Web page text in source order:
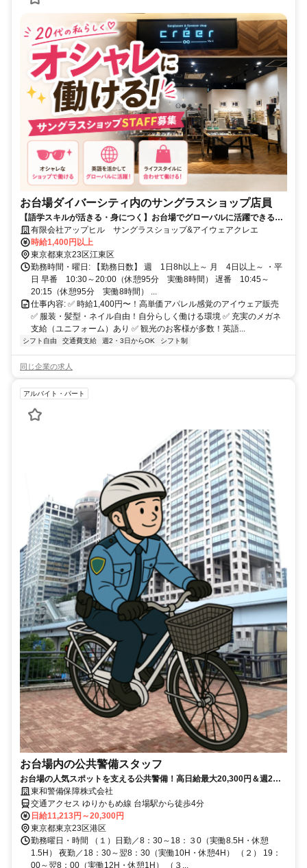
お台場ダイバーシティ内のサングラスショップ店員
【語学スキルが活きる・身につく】お台場でグローバルに活躍できるブ
ランドアイウェア販売
有限会社アップヒル サングラスショップ&アイウェアクレエ
時給1,400円以上
東京都東京23区江東区
勤務時間・曜日: 【勤務日数】 週 1日8h以上～ 月 4日以上～ ・平
日 早番 10:30～20:00（休憩95分 実働8時間） 遅番 10:45～
20:15（休憩95分 実働8時間） ...
仕事内容: ✅ 時給1,400円〜！高単価アパレル感覚のアイウェア販売
✅ 服装・髪型・ネイル自由！自分らしく働ける環境 ✅ 充実のメガネ
支給（ユニフォーム）あり ✅ 観光のお客様が多数！英語...
シフト自由 交通費支給 週2・3日からOK シフト制
同じ企業の求人
アルバイト・パート
お台場内の公共警備スタッフ
お台場の人気スポットを支える公共警備！高日給最大20,300円＆週2日
から無理なく働ける環境！
東和警備保障株式会社
交通アクセス ゆりかもめ線 台場駅から徒歩4分
日給11,213円～20,300円
東京都東京23区港区
勤務曜日・時間 （１）日勤／8：30～18：３0（実働8.5H・休憩
1.5H） 夜勤／18：30～翌8：30（実働10H・休憩4H） （２） 19：
00～翌8：00（実働12H・休憩1H） （３...